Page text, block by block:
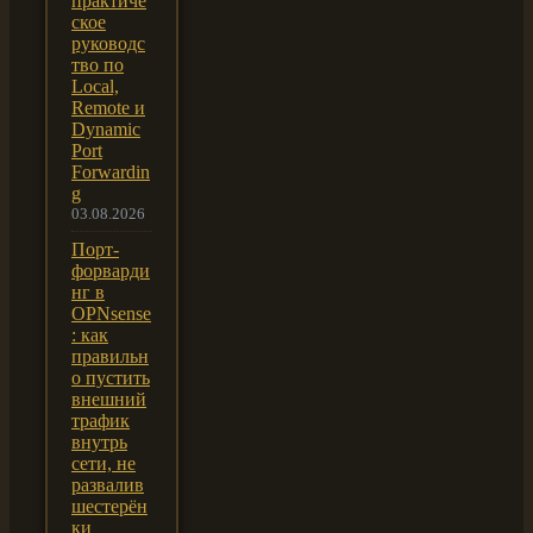
ское
руководс
тво по
Local,
Remote и
Dynamic
Port
Forwardin
g
03.08.2026
Порт-
форварди
нг в
OPNsense
: как
правильн
о пустить
внешний
трафик
внутрь
сети, не
развалив
шестерён
ки